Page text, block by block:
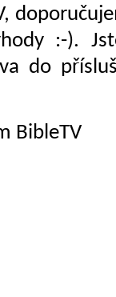
:-).
do
BibleTV